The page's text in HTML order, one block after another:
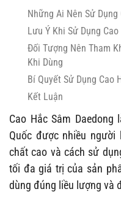
Những Ai Nên Sử Dụng
Lưu Ý Khi Sử Dụng Cao
Đối Tượng Nên Tham
Khi Dùng
Bí Quyết Sử Dụng Cao
Kết Luận
Cao Hắc Sâm
Quốc được nhiều
chất cao và cách sử
tối đa giá trị của sản
dùng đúng liều lượng và